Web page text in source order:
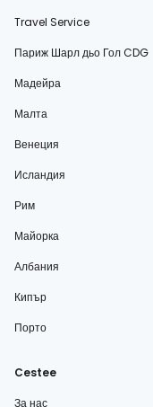
Travel Service
Париж Шарл дьо Гол CDG
Мадейра
Малта
Венеция
Исландия
Рим
Майорка
Албания
Кипър
Порто
Cestee
За нас